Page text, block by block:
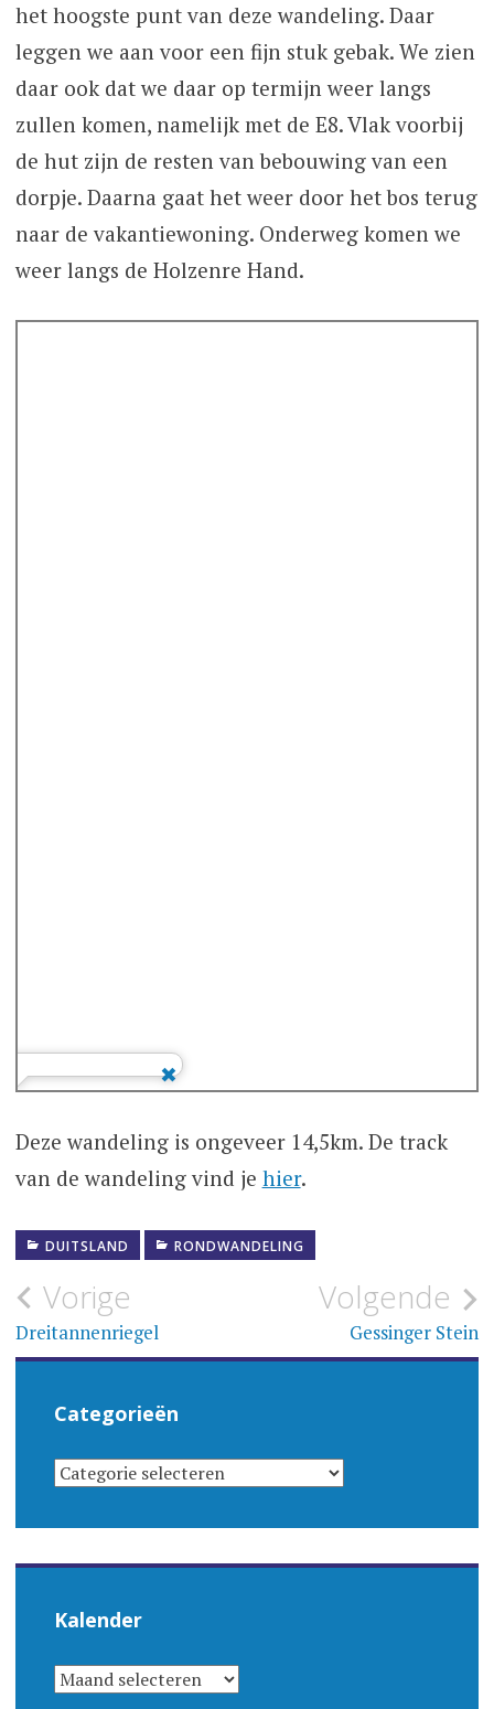
het hoogste punt van deze wandeling. Daar
leggen we aan voor een fijn stuk gebak. We zien
daar ook dat we daar op termijn weer langs
zullen komen, namelijk met de E8. Vlak voorbij
de hut zijn de resten van bebouwing van een
dorpje. Daarna gaat het weer door het bos terug
naar de vakantiewoning. Onderweg komen we
weer langs de Holzenre Hand.
Deze wandeling is ongeveer 14,5km. De track
van de wandeling vind je hier.
DUITSLAND RONDWANDELING
Bericht
navigatie
Vorige
Dreitannenriegel
Volgende
Gessinger Stein
Categorieën
CATEGORIEËN
Kalender
KALENDER